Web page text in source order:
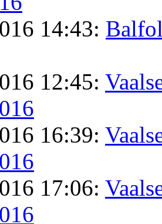
14:43:
12:45:
16:39:
17:06: